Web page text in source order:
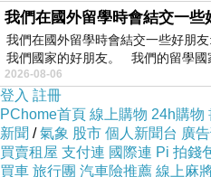
〈破曉〉這首詩。前三句
的景象嗎？上蒼待我極厚
再給我一首詩
泡杯茶
學生小太陽。
我們在國外留學時會結交一些好朋
我們國家的好朋友。 我們的留學國
2026-08-06
登入 註冊
PChome首頁 線上購物 24h購物
新聞 /氣象 股市 個人新聞台 廣
買賣租屋 支付連 國際連 Pi 拍錢
買車 旅行團 汽車險推薦 線上麻